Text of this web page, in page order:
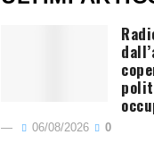
06/08/2026 0